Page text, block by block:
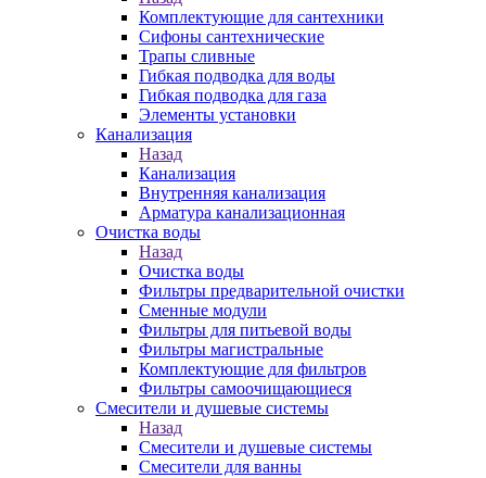
Комплектующие для сантехники
Сифоны сантехнические
Трапы сливные
Гибкая подводка для воды
Гибкая подводка для газа
Элементы установки
Канализация
Назад
Канализация
Внутренняя канализация
Арматура канализационная
Очистка воды
Назад
Очистка воды
Фильтры предварительной очистки
Сменные модули
Фильтры для питьевой воды
Фильтры магистральные
Комплектующие для фильтров
Фильтры самоочищающиеся
Смесители и душевые системы
Назад
Смесители и душевые системы
Смесители для ванны